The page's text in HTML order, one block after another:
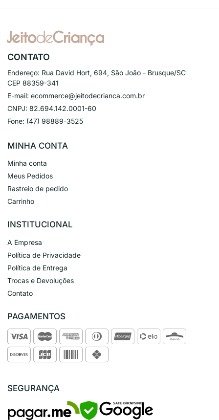
CONTATO
Endereço: Rua David Hort, 694, São João - Brusque/SC
CEP 88359-341
E-mail: ecommerce@jeitodecrianca.com.br
CNPJ: 82.694.142.0001-60
Fone: (47) 98889-3525
MINHA CONTA
Minha conta
Meus Pedidos
Rastreio de pedido
Carrinho
INSTITUCIONAL
A Empresa
Política de Privacidade
Política de Entrega
Trocas e Devoluções
Contato
PAGAMENTOS
SEGURANÇA
SAFE BROWSING